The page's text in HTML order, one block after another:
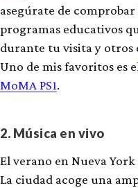
asegúrate de
programas educativos
durante tu visita y otros
Uno de mis favoritos es
MoMA PS1.
2. Música en vivo
El verano en Nueva
La ciudad acoge una